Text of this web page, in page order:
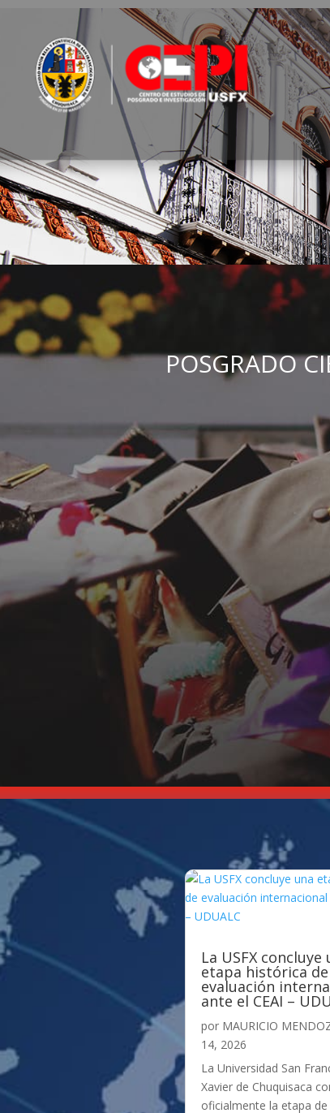
POSGRADO
La USFX concluye
etapa histórica de
evaluación
ante el CEAI –
por MAURICIO
14, 2026
La Universidad San
Xavier de Chuquisaca
oficialmente la etapa de